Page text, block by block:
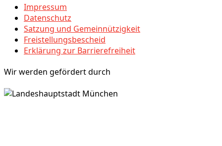
Impressum
Datenschutz
Satzung und Gemeinnützigkeit
Freistellungsbescheid
Erklärung zur Barrierefreiheit
Wir werden gefördert durch